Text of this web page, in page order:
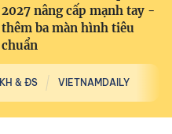
2027 nâng cấp mạnh tay -
thêm ba màn hình tiêu
chuẩn
KH & ĐS VIETNAMDAILY